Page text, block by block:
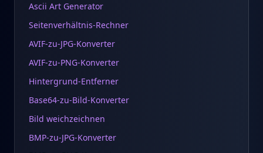
Ascii Art Generator
Seitenverhältnis-Rechner
AVIF-zu-JPG-Konverter
AVIF-zu-PNG-Konverter
Hintergrund-Entferner
Base64-zu-Bild-Konverter
Bild weichzeichnen
BMP-zu-JPG-Konverter